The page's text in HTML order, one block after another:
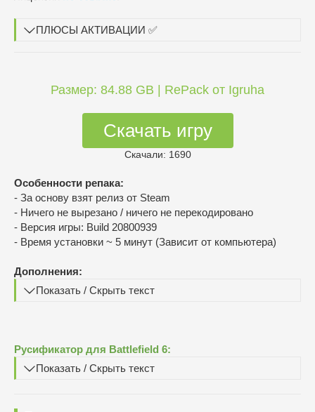
ПЛЮСЫ АКТИВАЦИИ ✅
Размер: 84.88 GB | RePack от Igruha
Скачать игру
Скачали: 1690
Особенности репака:
- За основу взят релиз от Steam
- Ничего не вырезано / ничего не перекодировано
- Версия игры: Build 20800939
- Время установки ~ 5 минут (Зависит от компьютера)
Дополнения:
Показать / Скрыть текст
Русификатор для Battlefield 6:
Показать / Скрыть текст